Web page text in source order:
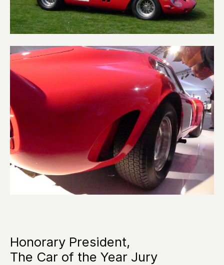
Honorary President,
The Car of the Year Jury